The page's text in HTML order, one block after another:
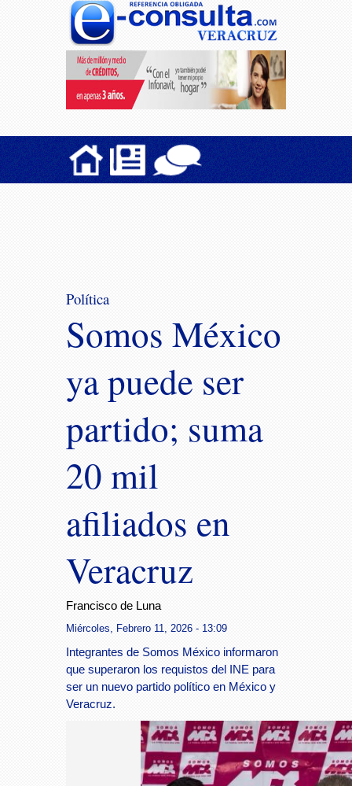
Política
Somos México
ya puede ser
partido; suma
20 mil
afiliados en
Veracruz
Francisco de Luna
Miércoles, Febrero 11, 2026 - 13:09
Integrantes de Somos México informaron
que superaron los requistos del INE para
ser un nuevo partido político en México y
Veracruz.